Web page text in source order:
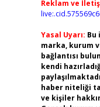
Reklam ve
Yasal Uyarı: Bu
marka, kurum
bağlantısı
kendi
haber niteliği
ve kişiler